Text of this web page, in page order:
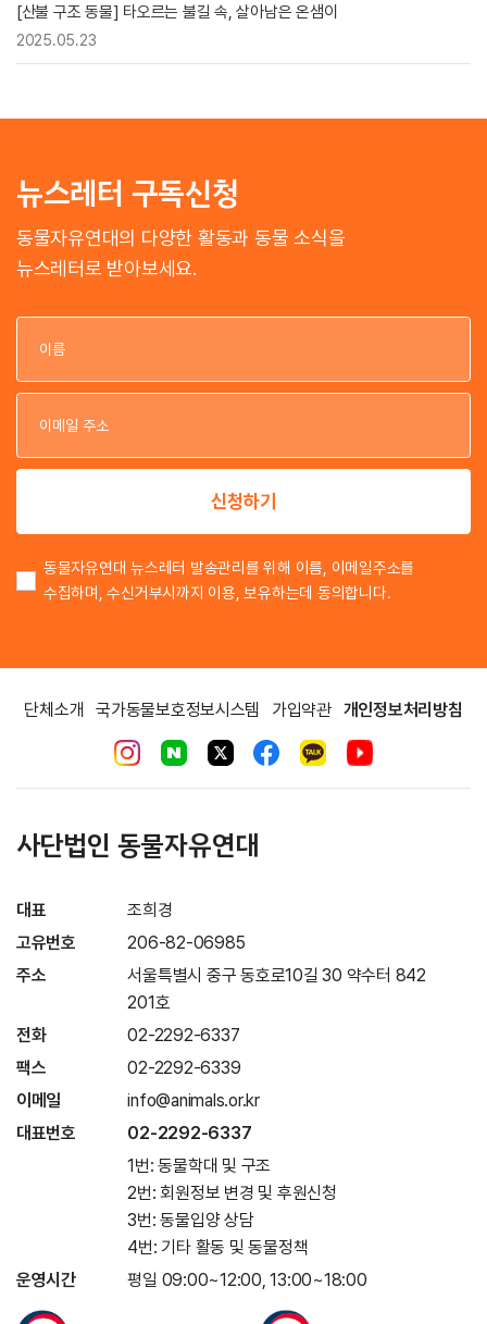
[산불 구조 동물] 타오르는 불길 속, 살아남은 온샘이
2025.05.23
뉴스레터 구독신청
동물자유연대의 다양한 활동과 동물 소식을
뉴스레터로 받아보세요.
이
이
신청하기
동물자유연대 뉴스레터 발송관리를 위해 이름, 이메일주소를
수집하며, 수신거부시까지 이용, 보유하는데 동의합니다.
단체소개 국가동물보호정보시스템 가입약관 개인정보처리방침
사단법인 동물자유연대
대표
조희경
고유번호
206-82-06985
주소
서울특별시 중구 동호로10길 30 약수터 842
201호
전화
02-2292-6337
팩스
02-2292-6339
이메일
info@animals.or.kr
대표번호
02-2292-6337
1번: 동물학대 및 구조
2번: 회원정보 변경 및 후원신청
3번: 동물입양 상담
4번: 기타 활동 및 동물정책
운영시간
평일 09:00~12:00, 13:00~18:00